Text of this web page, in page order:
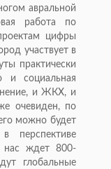
авральной
работа по
цифры
участвует в
практически
и социальная
и ЖКХ, и
очевиден, по
можно будет
перспективе
ждет 800-
глобальные